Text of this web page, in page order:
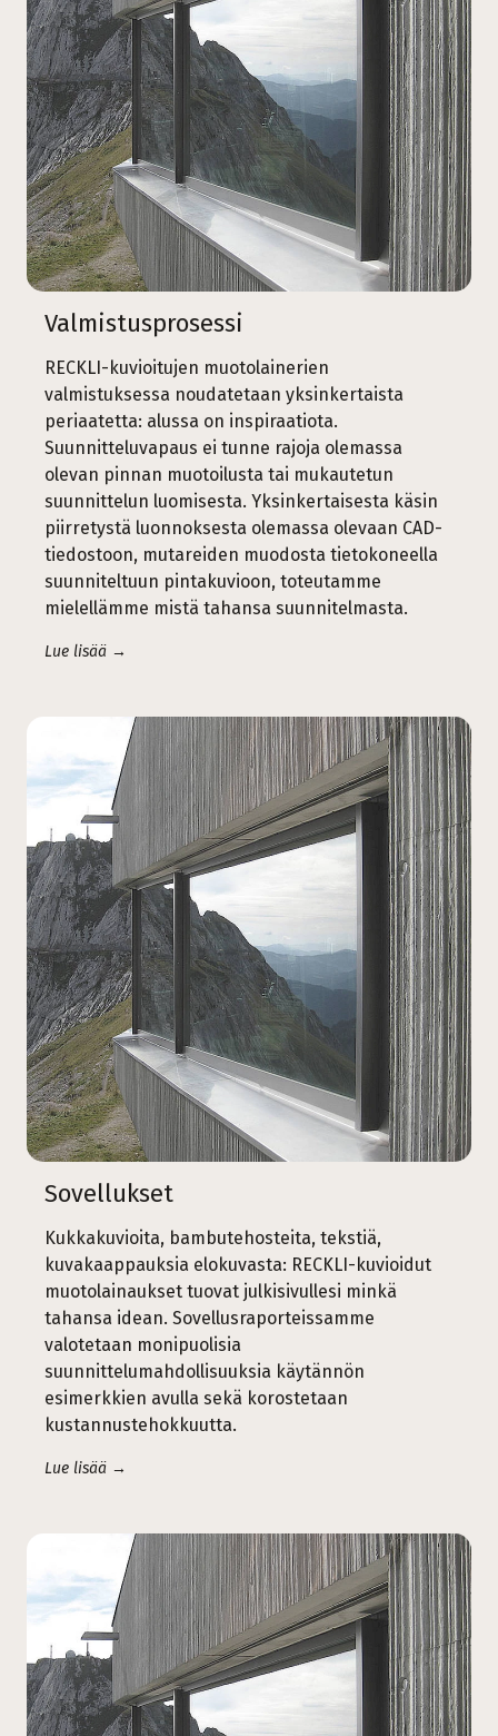
Valmistusprosessi
RECKLI-kuvioitujen muotolainerien
valmistuksessa noudatetaan yksinkertaista
periaatetta: alussa on inspiraatiota.
Suunnitteluvapaus ei tunne rajoja olemassa
olevan pinnan muotoilusta tai mukautetun
suunnittelun luomisesta. Yksinkertaisesta käsin
piirretystä luonnoksesta olemassa olevaan CAD-
tiedostoon, mutareiden muodosta tietokoneella
suunniteltuun pintakuvioon, toteutamme
mielellämme mistä tahansa suunnitelmasta.
Lue lisää →
Sovellukset
Kukkakuvioita, bambutehosteita, tekstiä,
kuvakaappauksia elokuvasta: RECKLI-kuvioidut
muotolainaukset tuovat julkisivullesi minkä
tahansa idean. Sovellusraporteissamme
valotetaan monipuolisia
suunnittelumahdollisuuksia käytännön
esimerkkien avulla sekä korostetaan
kustannustehokkuutta.
Lue lisää →